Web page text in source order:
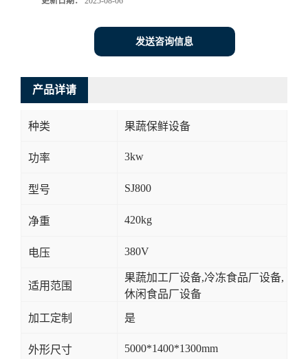
发送咨询信息
产品详请
种类 果蔬保鲜设备
功率 3kw
型号 SJ800
净重 420kg
电压 380V
适用范围
果蔬加工厂设备,冷冻食品厂设备,
休闲食品厂设备
加工定制 是
外形尺寸 5000*1400*1300mm